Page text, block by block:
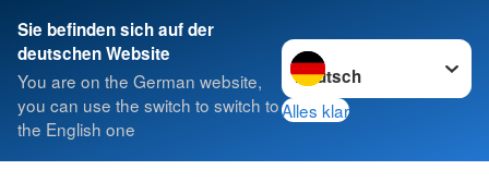
Sie befinden sich auf der
deutschen Website
You are on the German website,
you can use the switch to switch to
the English one
Sprache wechseln zu
Alles klar